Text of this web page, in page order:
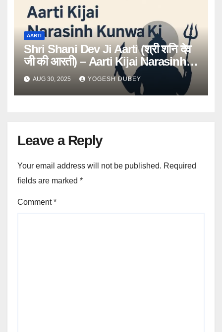
AARTI
Shri Shani Dev Ji Aarti (श्री शनि देव
जी की आरती) – Aarti Kijai Narasinh
Kunwar Ki
AUG 30, 2025 YOGESH DUBEY
Leave a Reply
Your email address will not be published. Required
fields are marked *
Comment*